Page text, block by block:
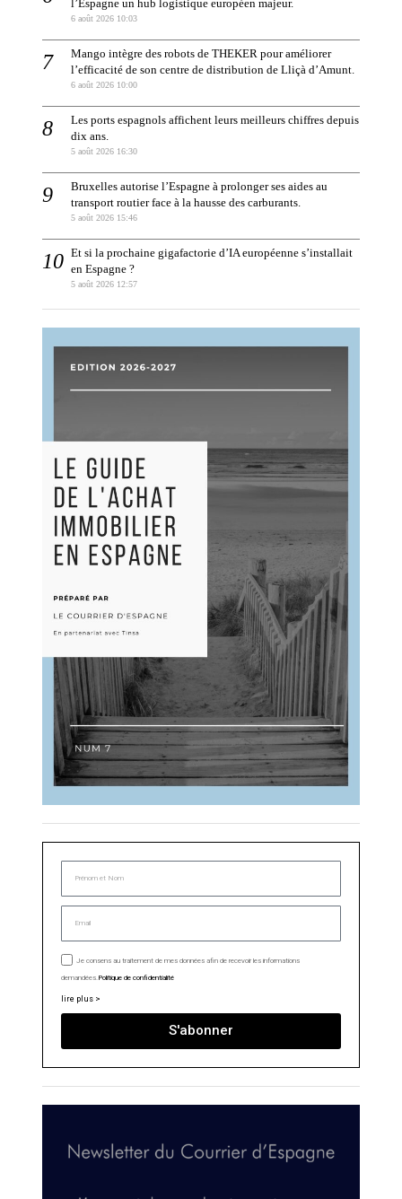
l’Espagne un hub logistique européen majeur.
6 août 2026 10:03
Mango intègre des robots de THEKER pour améliorer
l’efficacité de son centre de distribution de Lliçà d’Amunt.
6 août 2026 10:00
Les ports espagnols affichent leurs meilleurs chiffres depuis
dix ans.
5 août 2026 16:30
Bruxelles autorise l’Espagne à prolonger ses aides au
transport routier face à la hausse des carburants.
5 août 2026 15:46
Et si la prochaine gigafactorie d’IA européenne s’installait
en Espagne ?
5 août 2026 12:57
Je consens au traitement de mes données afin de recevoir les informations
demandées. Politique de confidentialité
lire plus >
S'abonner